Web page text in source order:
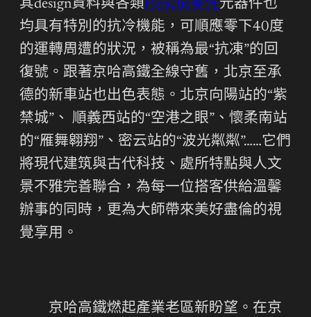
其design資料與各類Porsche零件元器件也
均具有特別的抗冷機能，可順應零下40度
的運轉周遭的狀況，被稱為最“抗凍”的回
復號。跟著京哈高鐵全線守舊，北京至承
德的新車站也出色表態。北京向陽站的“紫
禁城”、 順義西站的“空港之眼”、懷柔南站
的“雁舞翱翔”、密云站的“波光粼粼”……它們
將現代建筑與古代科技、處所特點與人文
景不雅完善聯合，為每一位搭客供給溫馨
辦事的同時，更為大師帶來美好盡倫的視
覺享用。
京哈高鐵燃起產業老區新盼望。在京